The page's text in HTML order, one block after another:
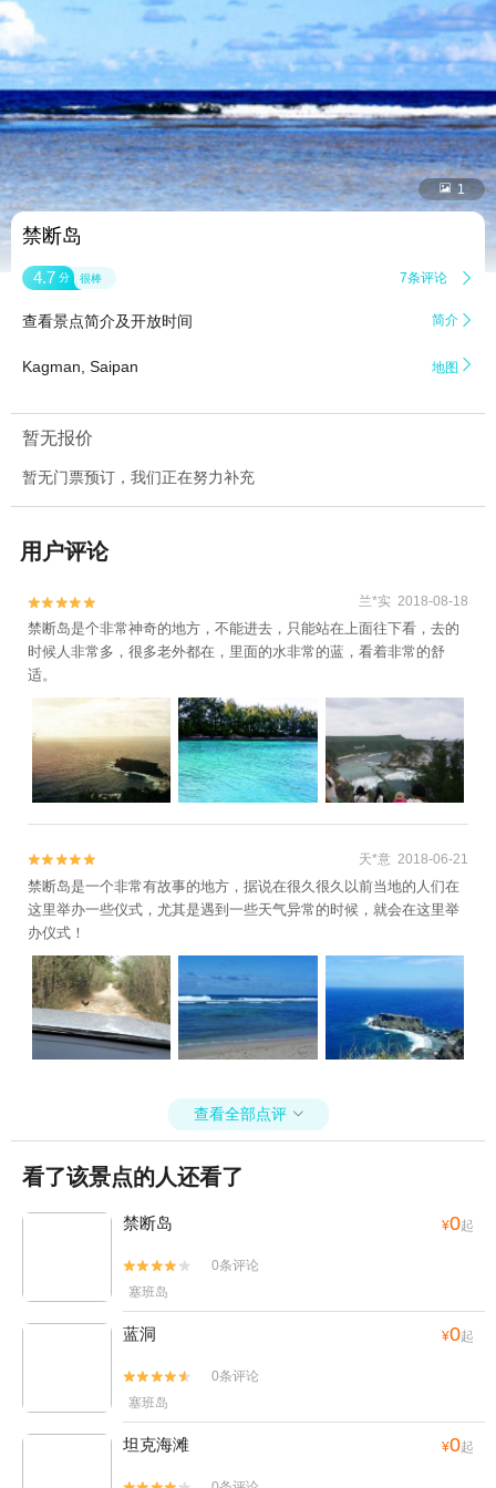
 1
禁断岛
4.7 分 很棒 7条评论 
查看景点简介及开放时间 简介 
Kagman, Saipan 地图 
暂无报价
暂无门票预订，我们正在努力补充
用户评论

 兰*实 2018-08-18
禁断岛是个非常神奇的地方，不能进去，只能站在上面往下看，去的
时候人非常多，很多老外都在，里面的水非常的蓝，看着非常的舒
适。

 天*意 2018-06-21
禁断岛是一个非常有故事的地方，据说在很久很久以前当地的人们在
这里举办一些仪式，尤其是遇到一些天气异常的时候，就会在这里举
办仪式！
查看全部点评 
看了该景点的人还看了
禁断岛 ¥0起


0条评论
塞班岛
蓝洞 ¥0起


0条评论
塞班岛
坦克海滩 ¥0起
